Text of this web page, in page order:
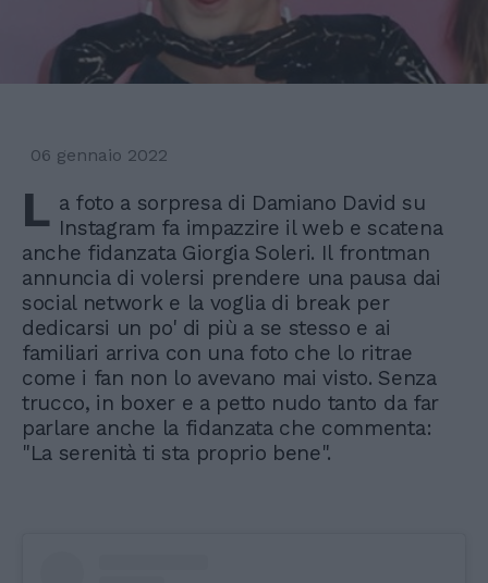
06 gennaio 2022
L a foto a sorpresa di Damiano David su
Instagram fa impazzire il web e scatena
anche fidanzata Giorgia Soleri. Il frontman
annuncia di volersi prendere una pausa dai
social network e la voglia di break per
dedicarsi un po' di più a se stesso e ai
familiari arriva con una foto che lo ritrae
come i fan non lo avevano mai visto. Senza
trucco, in boxer e a petto nudo tanto da far
parlare anche la fidanzata che commenta:
"La serenità ti sta proprio bene".